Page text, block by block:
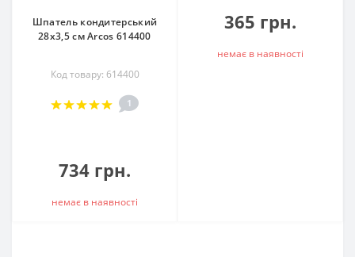
Шпатель кондитерський
28х3,5 см Arcos 614400
Код товару: 614400
1
734 грн.
немає в наявностi
365 грн.
немає в наявностi